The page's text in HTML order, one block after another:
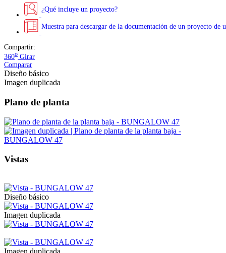
¿Qué incluye un proyecto?
Muestra para descargar de la documentación de un proyecto de
Compartir:
360o Girar
Comparar
Diseño básico
Imagen duplicada
Plano de planta
Vistas
Diseño básico
Imagen duplicada